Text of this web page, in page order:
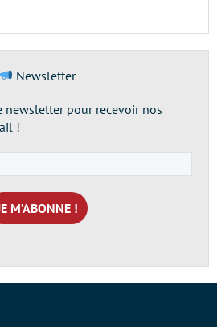
Newsletter
newsletter pour recevoir nos
!
e-
mail
*